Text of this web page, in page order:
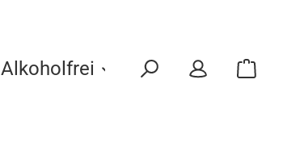
Alkoholfrei Eigenmarken